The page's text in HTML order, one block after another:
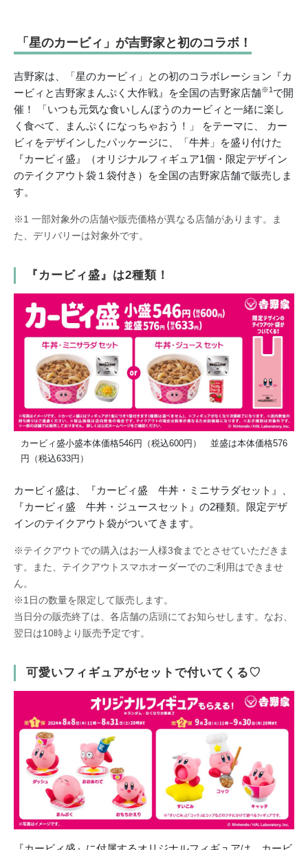
「星のカービィ」が吉野家と初のコラボ！
吉野家は、「星のカービィ」との初のコラボレーション『カ
ービィと吉野家まんぷく大作戦』を全国の吉野家店舗※1 で開
催！ 「いつも元気な食いしんぼうのカービィと一緒に楽し
く食べて、まんぷくになっちゃおう！」 をテーマに、 カー
ビィをデザインしたパッケージに、「牛丼」を盛り付けた
『カービィ盛』（オリジナルフィギュア1個・限定デザイン
のテイクアウト袋１袋付き）を全国の吉野家店舗で販売しま
す。
※1 一部対象外の店舗や販売価格が異なる店舗があります。ま
た、デリバリーは対象外です。
『カービィ盛』は2種類！
カービィ盛小盛本体価格546円（税込600円） 並盛は本体価格576
円（税込633円）
カービィ盛は、『カービィ盛 牛丼・ミニサラダセット』、
『カービィ盛 牛丼・ジュースセット』の2種類。限定デザ
インのテイクアウト袋がついてきます。
※テイクアウトでの購入はお一人様3食までとさせていただきま
す。また、テイクアウトスマホオーダーでのご利用はできませ
ん。
※1日の数量を限定して販売します。
当日分の販売終了は、各店舗の店頭にてお知らせします。なお、
翌日は10時より販売予定です。
可愛いフィギュアがセットで付いてくる♡